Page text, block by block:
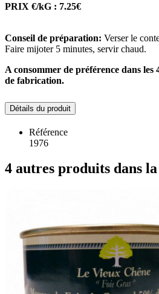
PRIX €/kG : 7.25€
Conseil de préparation: Verser le
Faire mijoter 5 minutes, servir chaud.
A consommer de préférence dans les
de fabrication.
Détails du produit
Référence
1976
4 autres produits dans